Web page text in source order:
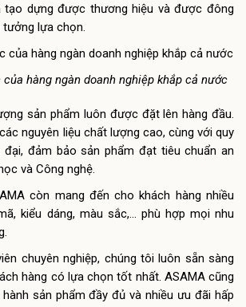
tạo dựng được thương hiệu và được đông
lựa chọn.
hàng ngàn doanh nghiệp khắp cả nước
sản phẩm luôn được đặt lên hàng đầu.
nguyên liệu chất lượng cao, cùng với quy
đại, đảm bảo sản phẩm đạt tiêu chuẩn an
và Công nghệ.
còn mang đến cho khách hàng nhiều
kiểu dáng, màu sắc,… phù hợp mọi nhu
chuyên nghiệp, chúng tôi luôn sẵn sàng
hàng có lựa chọn tốt nhất. ASAMA cũng
sản phẩm đầy đủ và nhiều ưu đãi hấp